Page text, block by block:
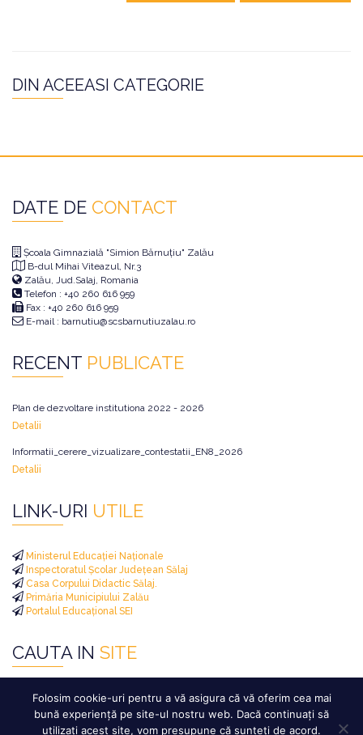
DIN ACEEASI CATEGORIE
DATE DE CONTACT
Școala Gimnazială "Simion Bărnuțiu" Zalău
B-dul Mihai Viteazul, Nr.3
Zalău, Jud.Salaj, Romania
Telefon : +40 260 616 959
Fax : +40 260 616 959
E-mail : barnutiu@scsbarnutiuzalau.ro
RECENT PUBLICATE
Plan de dezvoltare institutiona 2022 - 2026
Detalii
Informatii_cerere_vizualizare_contestatii_EN8_2026
Detalii
LINK-URI UTILE
Ministerul Educației Naționale
Inspectoratul Școlar Județean Sălaj
Casa Corpului Didactic Sălaj.
Primăria Municipiului Zalău
Portalul Educațional SEI
CAUTA IN SITE
Caută
după:
Folosim cookie-uri pentru a vă asigura că vă oferim cea mai
bună experiență pe site-ul nostru web. Dacă continuați să
utilizați acest site, vom presupune că sunteți de acord.